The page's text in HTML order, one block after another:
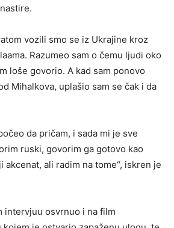
vozili smo se iz Ukrajine kroz
Razumeo sam o čemu ljudi oko
loše govorio. A kad sam ponovo
Mihalkova, uplašio sam se čak i da
da pričam, i sada mi je sve
ruski, govorim ga gotovo kao
akcenat, ali radim na tome“, iskren je
intervjuu osvrnuo i na film